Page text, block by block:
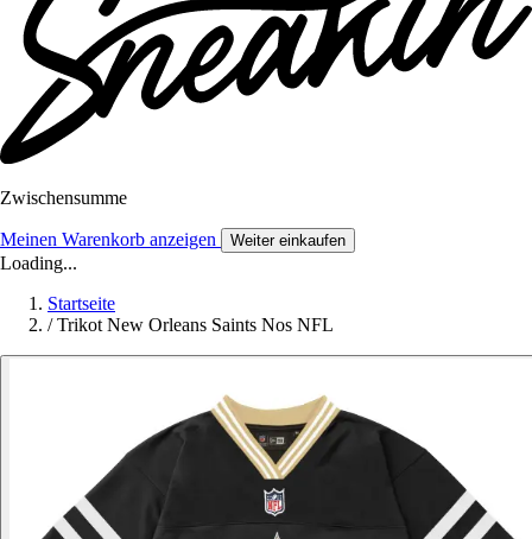
Zwischensumme
Meinen Warenkorb anzeigen Weiter einkaufen
Loading...
Startseite
/ Trikot New Orleans Saints Nos NFL